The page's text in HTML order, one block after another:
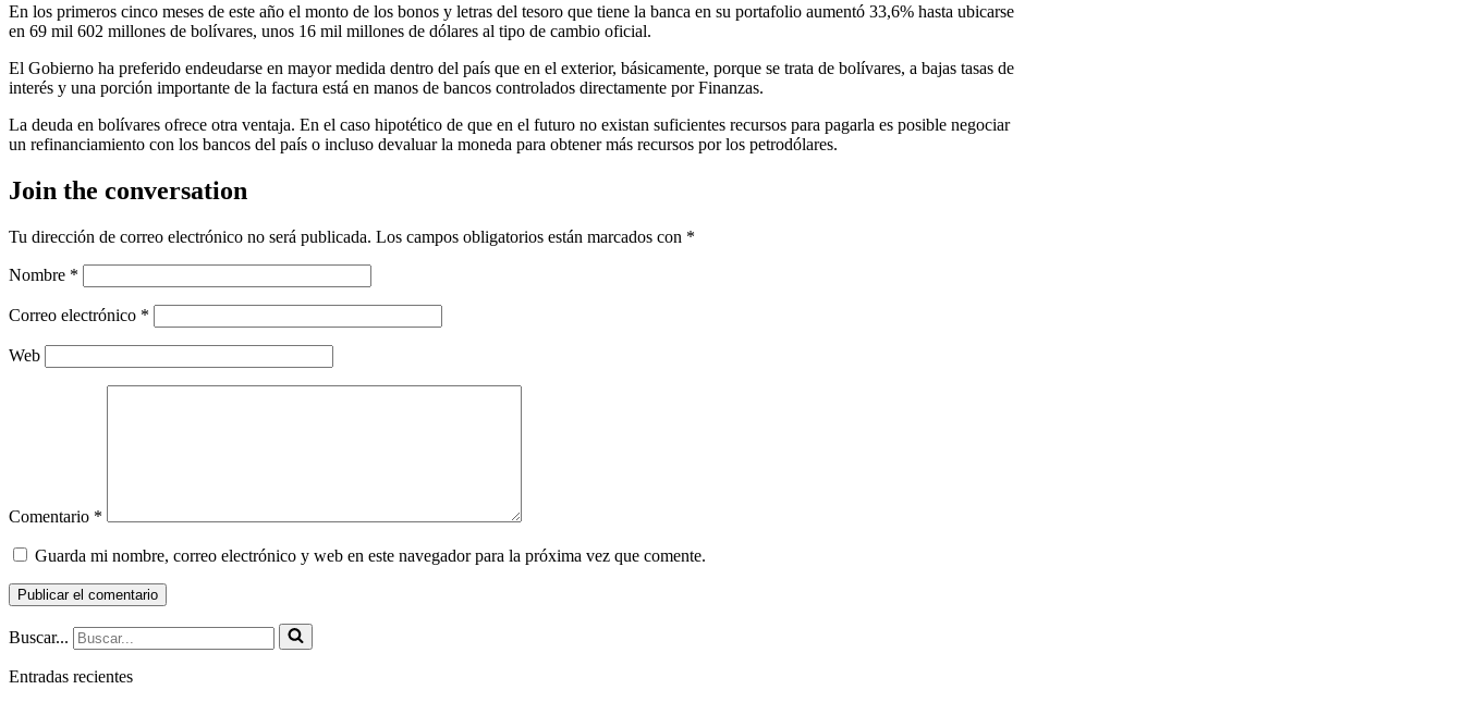
En los primeros cinco meses de este año el monto de los bonos y letras del tesoro que tiene la banca en su portafolio aumentó 33,6% hasta ubicarse
en 69 mil 602 millones de bolívares, unos 16 mil millones de dólares al tipo de cambio oficial.
El Gobierno ha preferido endeudarse en mayor medida dentro del país que en el exterior, básicamente, porque se trata de bolívares, a bajas tasas de
interés y una porción importante de la factura está en manos de bancos controlados directamente por Finanzas.
La deuda en bolívares ofrece otra ventaja. En el caso hipotético de que en el futuro no existan suficientes recursos para pagarla es posible negociar
un refinanciamiento con los bancos del país o incluso devaluar la moneda para obtener más recursos por los petrodólares.
Join the conversation
Tu dirección de correo electrónico no será publicada. Los campos obligatorios están marcados con *
Nombre *
Correo electrónico *
Web
Comentario *
Guarda mi nombre, correo electrónico y web en este navegador para la próxima vez que comente.
Buscar...
Entradas recientes